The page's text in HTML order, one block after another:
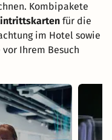
Kombipakete
für die
im Hotel sowie
Ihrem Besuch